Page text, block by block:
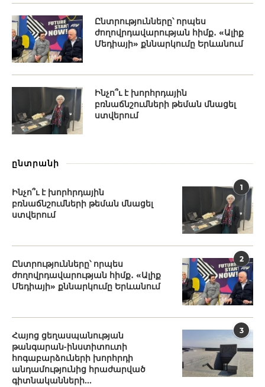
Ընտրությունները՝ որպես
ժողովրդավարության հիմք․ «Ալիք
Մեդիայի» քննարկումը Երևանում
Ինչո՞ւ է խորհրդային
բռնաճնշումների թեման մնացել
ստվերում
ընտրանի
1
Ինչո՞ւ է խորհրդային
բռնաճնշումների թեման մնացել
ստվերում
2
Ընտրությունները՝ որպես
ժողովրդավարության հիմք․ «Ալիք
Մեդիայի» քննարկումը Երևանում
3
Հայոց ցեղասպանության
թանգարան-ինստիտուտի
հոգաբարձուների խորհրդի
անդամությունից հրաժարված
գիտնականների...